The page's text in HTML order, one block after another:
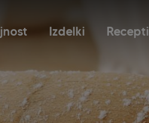
Izdelki Recepti